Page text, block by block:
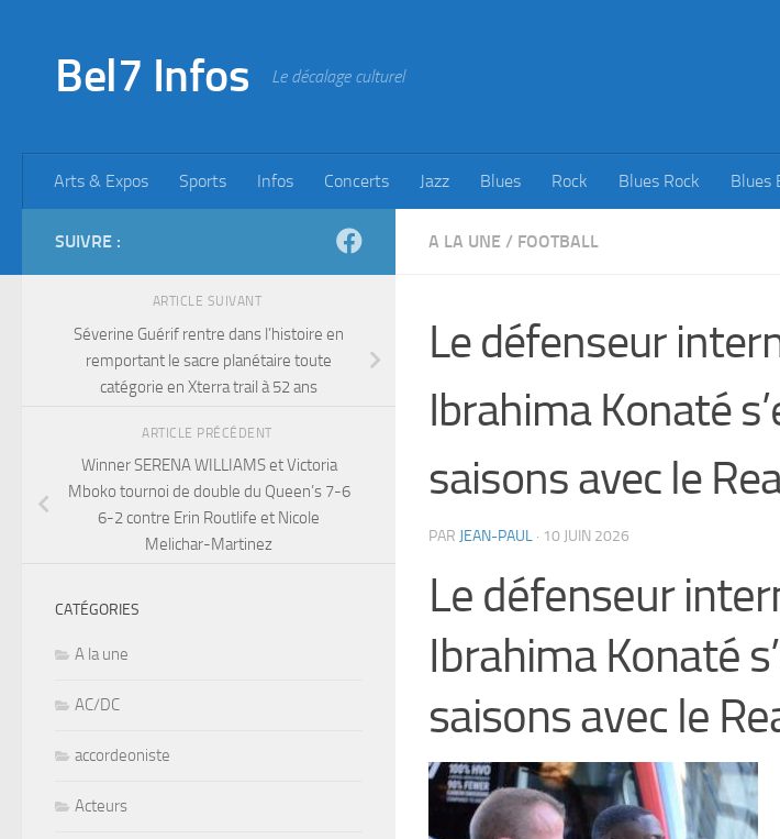
Bel7 Infos Le décalage culturel
Arts & Expos Sports Infos Concerts Jazz Blues Rock Blues Rock Blues
A LA UNE / FOOTBALL
Le défenseur
Ibrahima Konaté
saisons avec le
PAR JEAN-PAUL · 10 JUIN 2026
Le défenseur
Ibrahima Konaté
saisons avec le
SUIVRE :
ARTICLE SUIVANT
Séverine Guérif rentre dans l’histoire en
remportant le sacre planétaire toute
catégorie en Xterra trail à 52 ans
ARTICLE PRÉCÉDENT
Winner SERENA WILLIAMS et Victoria
Mboko tournoi de double du Queen’s 7-6
6-2 contre Erin Routlife et Nicole
Melichar-Martinez
CATÉGORIES
A la une
AC/DC
accordeoniste
Acteurs